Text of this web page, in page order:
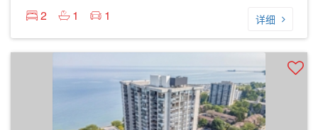
2
1 1 详细